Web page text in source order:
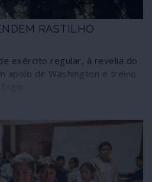
RASTILHO
exército regular, à revelia do
apoio de Washington e treino